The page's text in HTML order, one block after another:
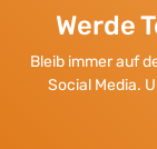
Werde
Bleib immer auf
Social Media.